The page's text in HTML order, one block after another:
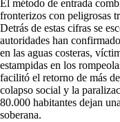
El método de entrada
fronterizos con peligrosas
Detrás de estas cifras se
autoridades han
en las aguas costeras,
estampidas en los
facilitó el retorno de más
colapso social y la
80.000 habitantes dejan
soberana.